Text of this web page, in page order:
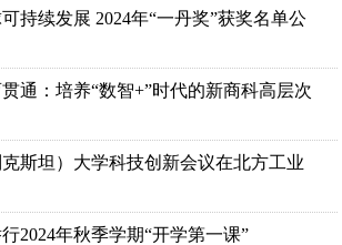
持续发展 2024年“一丹奖”获奖名单公
通：培养“数智+”时代的新商科高层次
斯坦）大学科技创新会议在北方工业
2024年秋季学期“开学第一课”